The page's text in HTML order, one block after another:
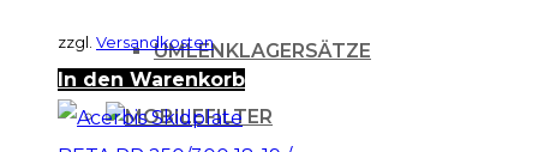
UMLENKLAGERSÄTZE
FILTER
zzgl. Versandkosten
In den Warenkorb